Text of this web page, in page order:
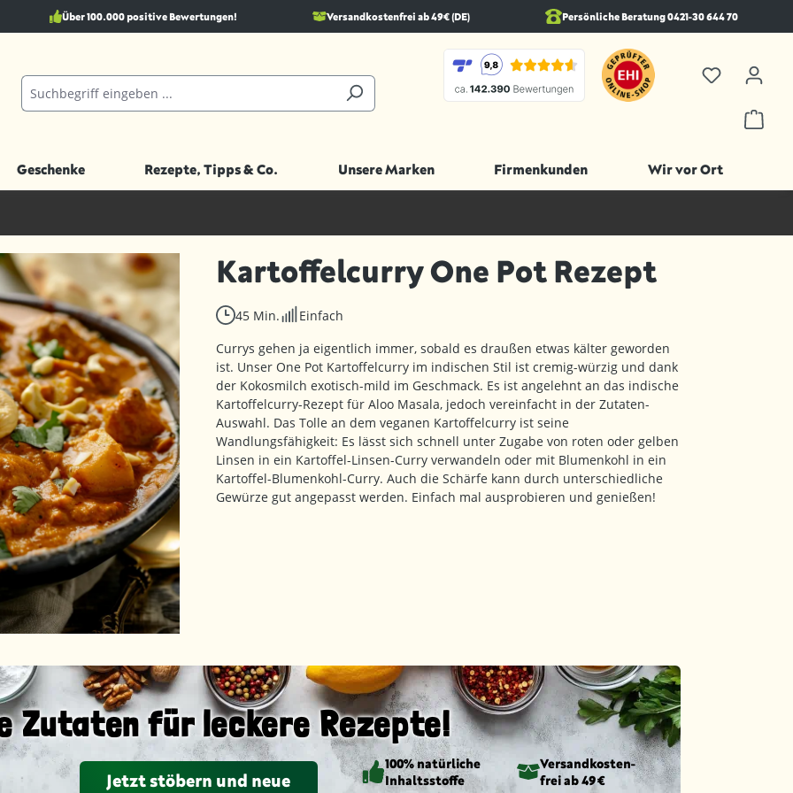
Über 100.000 positive Bewertungen! Versandkostenfrei ab 49€ (DE) Persönliche Beratung 0421-30 644 70
Geschenke Rezepte, Tipps & Co. Unsere Marken Firmenkunden Wir vor Ort
Kartoffelcurry One Pot Rezept
45 Min.
Einfach
Currys gehen ja eigentlich immer, sobald es draußen etwas kälter geworden
ist. Unser One Pot Kartoffelcurry im indischen Stil ist cremig-würzig und dank
der Kokosmilch exotisch-mild im Geschmack. Es ist angelehnt an das indische
Kartoffelcurry-Rezept für Aloo Masala, jedoch vereinfacht in der Zutaten-
Auswahl. Das Tolle an dem veganen Kartoffelcurry ist seine
Wandlungsfähigkeit: Es lässt sich schnell unter Zugabe von roten oder gelben
Linsen in ein Kartoffel-Linsen-Curry verwandeln oder mit Blumenkohl in ein
Kartoffel-Blumenkohl-Curry. Auch die Schärfe kann durch unterschiedliche
Gewürze gut angepasst werden. Einfach mal ausprobieren und genießen!
Zutaten für leckere Rezepte!
Jetzt stöbern und neue
100% natürliche
Inhaltsstoffe
Versandkosten­
frei ab 49 €